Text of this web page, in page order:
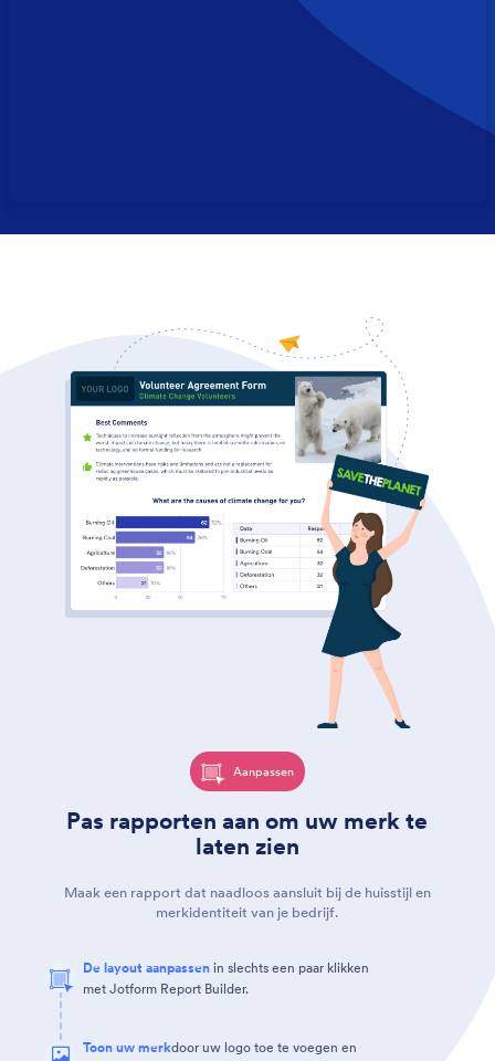
Aanpassen
Pas rapporten aan om uw merk te
laten zien
Maak een rapport dat naadloos aansluit bij de huisstijl en
merkidentiteit van je bedrijf.
De layout aanpassen in slechts een paar klikken
met Jotform Report Builder.
Toon uw merkdoor uw logo toe te voegen en